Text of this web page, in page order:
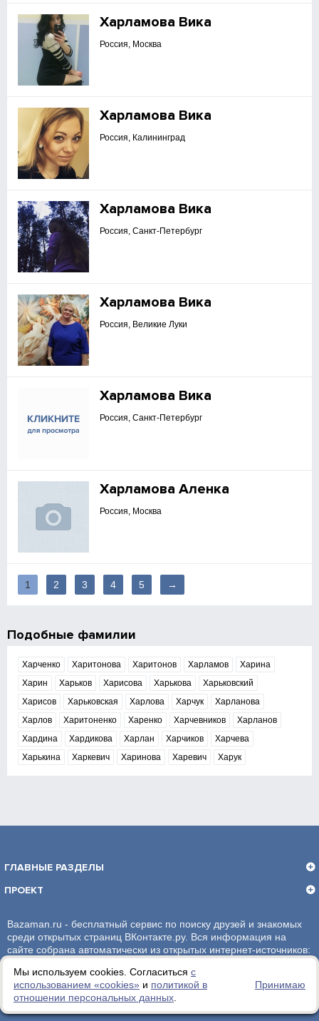
Мы используем cookies. Согласиться с
использованием «сookies» и политикой в
отношении персональных данных
Принимаю
Харламова Вика
Россия, Москва
Харламова Вика
Россия, Калининград
Харламова Вика
Россия, Санкт-Петербург
Харламова Вика
Россия, Великие Луки
Харламова Вика
Россия, Санкт-Петербург
Харламова Аленка
Россия, Москва
1 2 3 4 5 →
Подобные фамилии
Харченко Харитонова Харитонов Харламов
Харина
Харин
Харьков Харисова Харькова
Харьковский
Харисов
Харьковская Харлова Харчук
Харланова
Харлов
Харитоненко Харенко Харчевников
Харланов
Хардина
Хардикова Харлан Харчиков
Харчева
Харькина
Харкевич Харинова Харевич Харук
ГЛАВНЫЕ РАЗДЕЛЫ
ПРОЕКТ
Bazaman.ru - бесплатный сервис по поиску друзей и знакомых
среди открытых страниц ВКонтакте.ру. Вся информация на
сайте собрана автоматически из открытых интернет-источников:
администрация сайта ответственности не несет.
Политика обработки персональных данных